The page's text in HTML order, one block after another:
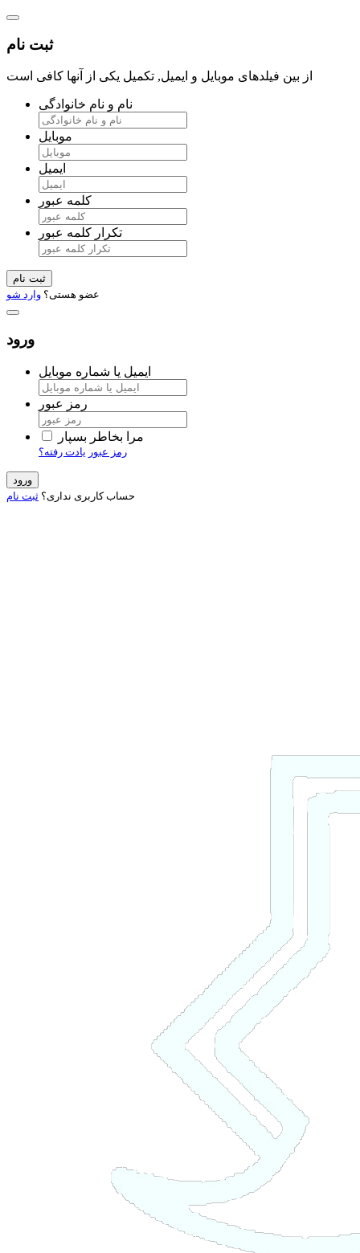
ثبت نام
از بین فیلدهای موبایل و ایمیل, تکمیل یکی از آنها کافی است
نام و نام خانوادگی
موبایل
ایمیل
کلمه عبور
تکرار کلمه عبور
ثبت نام
عضو هستی؟ وارد شو
ورود
ایمیل یا شماره موبایل
رمز عبور
مرا بخاطر بسپار
رمز عبور یادت رفته؟
ورود
حساب کاربری نداری؟ ثبت نام